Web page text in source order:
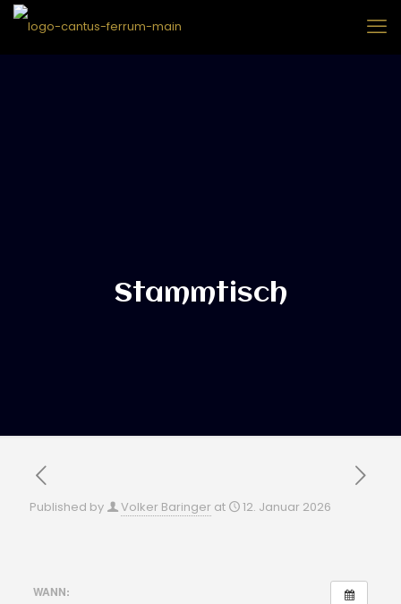
Stammtisch
Published by Volker Baringer at 12. Januar 2026
WANN: